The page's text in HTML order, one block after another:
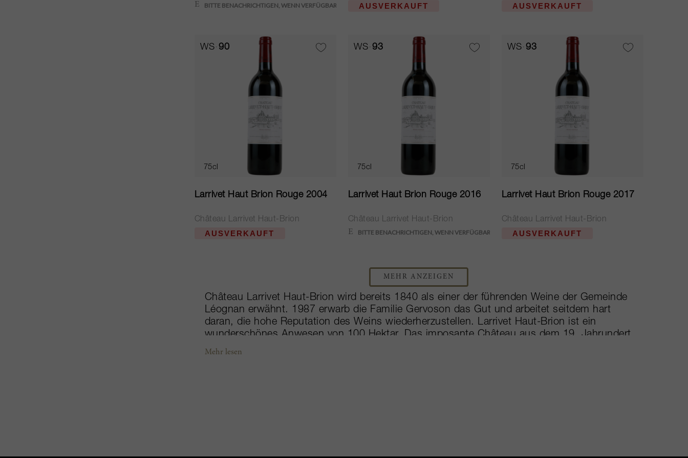
AUSVERKAUFT AUSVERKAUFT
WS 90
75cl
Larrivet Haut Brion Rouge 2004
Château Larrivet Haut-Brion
AUSVERKAUFT
WS 93
75cl
Larrivet Haut Brion Rouge 2016
Château Larrivet Haut-Brion
WS 93
75cl
Larrivet Haut Brion Rouge 2017
Château Larrivet Haut-Brion
AUSVERKAUFT
MEHR ANZEIGEN
Château Larrivet Haut-Brion wird bereits 1840 als einer der führenden Weine der Gemeinde
Léognan erwähnt. 1987 erwarb die Familie Gervoson das Gut und arbeitet seitdem hart
daran, die hohe Reputation des Weins wiederherzustellen. Larrivet Haut-Brion ist ein
wunderschönes Anwesen von 100 Hektar. Das imposante Château aus dem 19. Jahrundert
ist von 13 Hektar ansprechend gestalteten Grünanlagen umgeben. Die Reben werden auf
Mehr lesen